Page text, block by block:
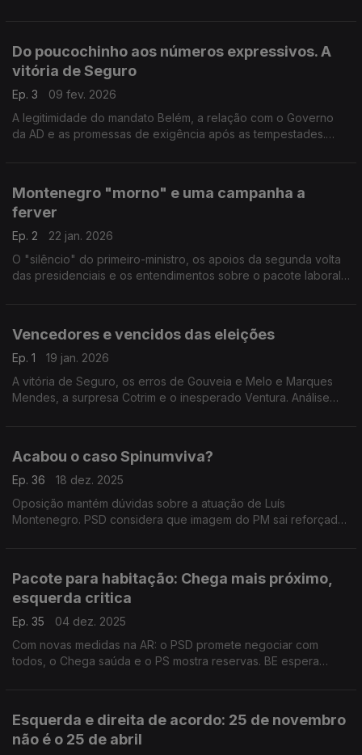
Do poucochinho aos números expressivos. A
vitória de Seguro
Ep. 3
09 fev. 2026
A legitimidade do mandato Belém, a relação com o Governo
da AD e as promessas de exigência após as tempestades.
Montenegro "morno" e uma campanha a
ferver
Ep. 2
22 jan. 2026
O "silêncio" do primeiro-ministro, os apoios da segunda volta
das presidenciais e os entendimentos sobre o pacote laboral.
Vencedores e vencidos das eleições
Ep. 1
19 jan. 2026
A vitória de Seguro, os erros de Gouveia e Melo e Marques
Mendes, a surpresa Cotrim e o inesperado Ventura. Análise
Acabou o caso Spinumviva?
Ep. 36
18 dez. 2025
Oposição mantém dúvidas sobre a atuação de Luís
Montenegro. PSD considera que imagem do PM sai reforçada.
Pacote para habitação: Chega mais próximo,
esquerda critica
Ep. 35
04 dez. 2025
Com novas medidas na AR: o PSD promete negociar com
todos, o Chega saúda e o PS mostra reservas. BE espera
Esquerda e direita de acordo: 25 de novembro
não é o 25 de abril